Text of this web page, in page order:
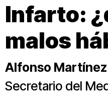
Infarto:
malos
Alfonso
Secretario del